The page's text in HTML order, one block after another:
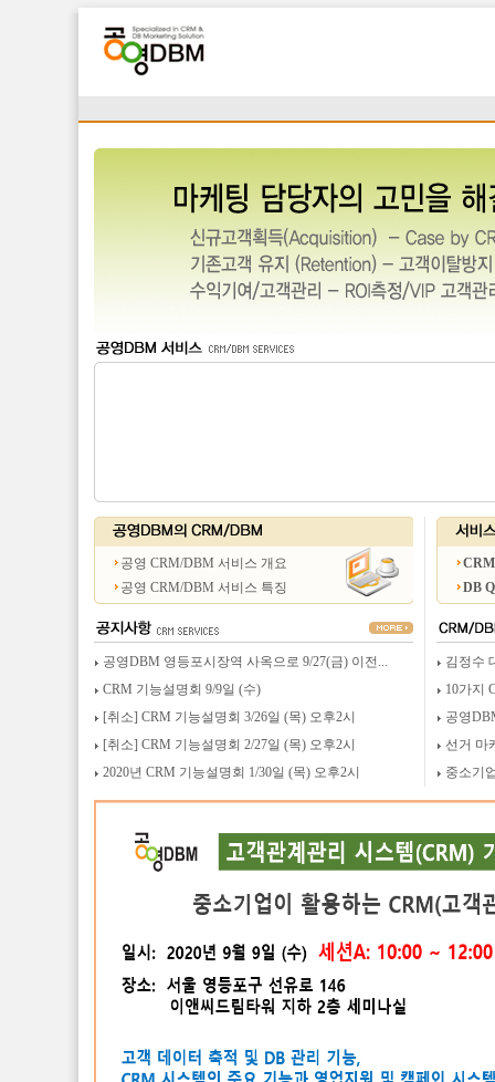
공영 CRM/DBM 서비스 개요
공영 CRM/DBM 서비스 특징
공영DBM 영등포시장역 사옥으로 9/27(금) 이전...
CRM 기능설명회 9/9일 (수)
[취소] CRM 기능설명회 3/26일 (목) 오후2시
[취소] CRM 기능설명회 2/27일 (목) 오후2시
2020년 CRM 기능설명회 1/30일 (목) 오후2시
DB
김정수
10가지
공영
선거 마
중소기